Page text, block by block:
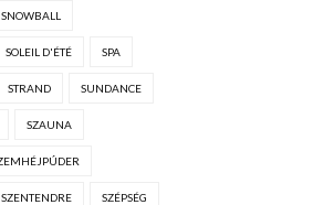
SNOWBALL
SOLEIL D'ÉTÉ SPA
STRAND SUNDANCE
SZAUNA
SZENTENDRE SZÉPSÉG